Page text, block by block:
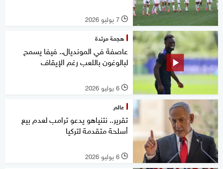
l 7 يوليو 2026
هجمة مرتدة
عاصفة في المونديال.. فيفا يسمح
لبالوغون باللعب رغم الإيقاف
l 6 يوليو 2026
عالم
تقرير.. نتنياهو يدعو ترامب لعدم بيع
أسلحة متقدمة لتركيا
l 6 يوليو 2026